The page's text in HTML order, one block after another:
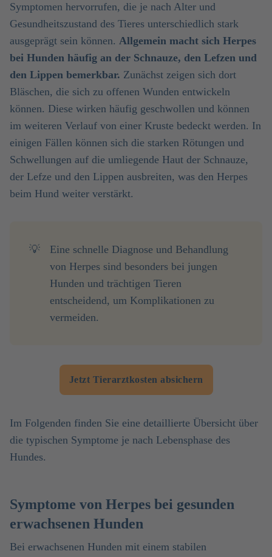
Symptomen hervorrufen, die je nach Alter und
Gesundheitszustand des Tieres unterschiedlich stark
ausgeprägt sein können. Allgemein macht sich Herpes
bei Hunden häufig an der Schnauze, den Lefzen und
den Lippen bemerkbar. Zunächst zeigen sich dort
Bläschen, die sich zu offenen Wunden entwickeln
können. Diese wirken häufig geschwollen und können
im weiteren Verlauf von einer Kruste bedeckt werden. In
einigen Fällen können sich die starken Rötungen und
Schwellungen auf die umliegende Haut der Schnauze,
der Lefze und den Lippen ausbreiten, was den Herpes
beim Hund weiter verstärkt.
💡
Eine schnelle Diagnose und Behandlung
von Herpes sind besonders bei jungen
Hunden und trächtigen Tieren
entscheidend, um Komplikationen zu
vermeiden.
Jetzt Tierarztkosten absichern
Im Folgenden finden Sie eine detaillierte Übersicht über
die typischen Symptome je nach Lebensphase des
Hundes.
Symptome von Herpes bei gesunden
erwachsenen Hunden
Bei erwachsenen Hunden mit einem stabilen